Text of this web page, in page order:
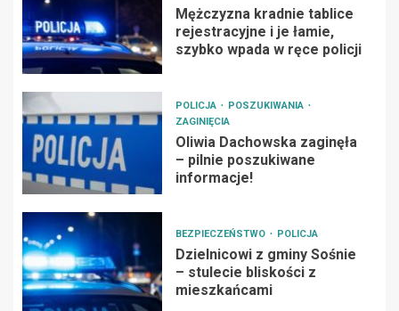
Mężczyzna kradnie tablice
rejestracyjne i je łamie,
szybko wpada w ręce policji
POLICJA
POSZUKIWANIA
ZAGINIĘCIA
Oliwia Dachowska zaginęła
– pilnie poszukiwane
informacje!
BEZPIECZEŃSTWO POLICJA
Dzielnicowi z gminy Sośnie
– stulecie bliskości z
mieszkańcami